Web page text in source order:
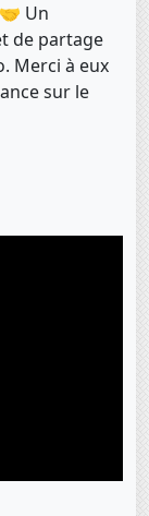
Un
de partage
Merci à eux
sur le